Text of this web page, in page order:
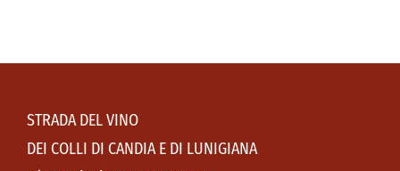
STRADA DEL VINO
DEI COLLI DI CANDIA E DI LUNIGIANA